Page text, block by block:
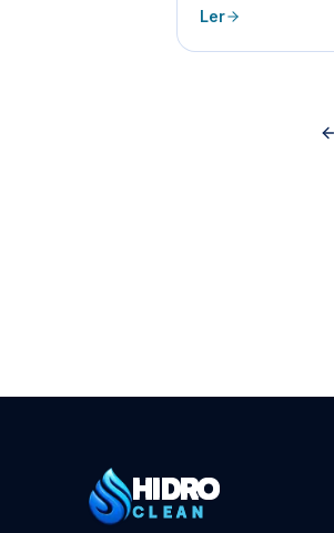
Ler
HIDRO
CLEAN
HidroClean Canalizações